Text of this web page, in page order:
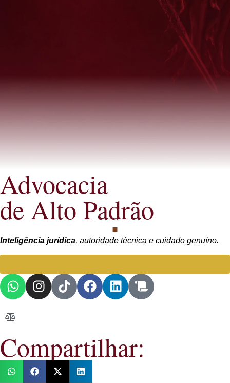
Advocacia
de Alto Padrão
Inteligência jurídica, autoridade técnica e cuidado genuíno.
Compartilhar: